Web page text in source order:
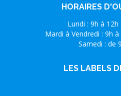
HORAIRES
Lundi : 9h à
Mardi à Vendredi : 9h
Samedi : de
LES LABELS